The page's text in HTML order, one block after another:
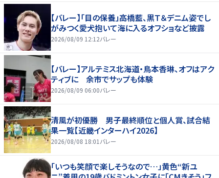
【バレー】「目の保養」高橋藍、黒Ｔ＆デニム姿でし
がみつく愛犬抱いて海に入るオフショなど披露
2026/08/09 12:12バレー
【バレー】アルテミス北海道・鳥本香琳、オフはアク
ティブに 余市でサップも体験
2026/08/09 06:00バレー
清風が初優勝 男子最終順位と個人賞、試合結
果一覧【近畿インターハイ2026】
2026/08/08 18:01 バレー
「いつも笑顔で楽しそうなので…」黄色“新ユ